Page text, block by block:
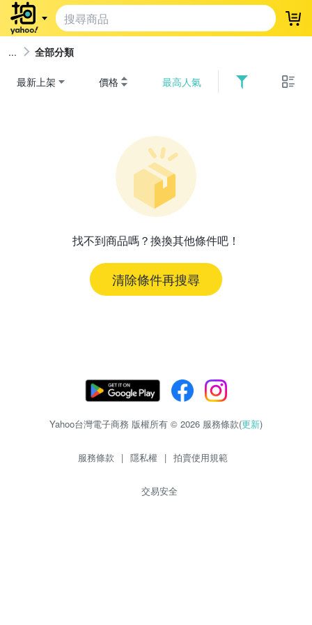
登
全部分類
最新上架 價格 最高人氣
找不到商品嗎？換換其他條件吧！
清除條件再搜尋
Yahoo台灣電子商務 版權所有 © 2026 服務條款(更新)
服務條款 | 隱私權 | 拍賣使用規範
交易安全